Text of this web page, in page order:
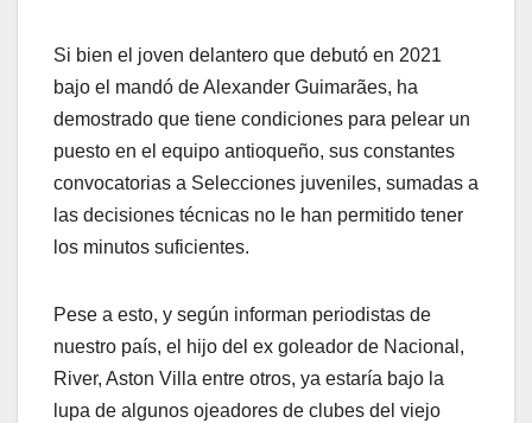
Si bien el joven delantero que debutó en 2021
bajo el mandó de Alexander Guimarães, ha
demostrado que tiene condiciones para pelear un
puesto en el equipo antioqueño, sus constantes
convocatorias a Selecciones juveniles, sumadas a
las decisiones técnicas no le han permitido tener
los minutos suficientes.
Pese a esto, y según informan periodistas de
nuestro país, el hijo del ex goleador de Nacional,
River, Aston Villa entre otros, ya estaría bajo la
lupa de algunos ojeadores de clubes del viejo